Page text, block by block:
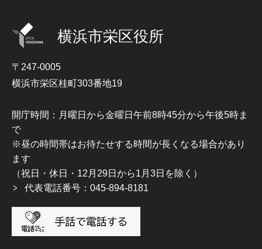
横浜市栄区役所
〒247-0005
横浜市栄区桂町303番地19
開庁時間：月曜日から金曜日午前8時45分から午後5時ま
で
※昼の時間帯はお待たせする時間が長くなる場合があり
ます
（祝日・休日・12月29日から1月3日を除く）
代表電話番号：045-894-8181